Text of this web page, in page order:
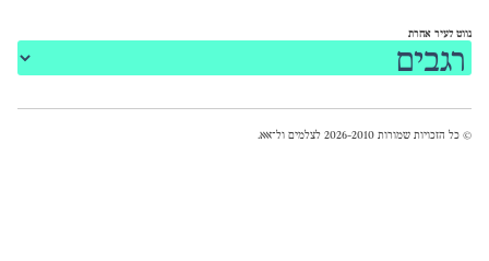
נווט לעיר אחרת
© כל הזכויות שמורות 2026-2010 לצלמים ול־ אאא.